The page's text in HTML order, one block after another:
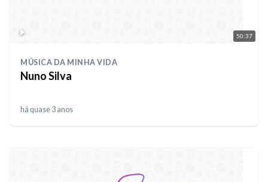
50:37
MÚSICA DA MINHA VIDA
Nuno Silva
há quase 3 anos